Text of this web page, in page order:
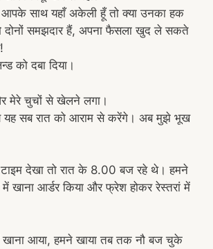
आपके साथ यहाँ अकेली हूँ तो क्या उनका हक
दोनों समझदार हैं, अपना फैसला खुद ले सकते
को दबा दिया।
मेरे चुचों से खेलने लगा।
यह सब रात को आराम से करेंगे। अब मुझे भूख
टाइम देखा तो रात के 8.00 बज रहे थे। हमने
में खाना आर्डर किया और फ्रेश होकर रेस्तरां में
खाना आया, हमने खाया तब तक नौ बज चुके